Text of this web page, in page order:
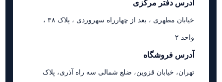
آدرس دفتر مرکزی
خیابان مطهری ، بعد از چهارراه سهروردی ، پلاک ۳۸ ،
واحد ۲
آدرس فروشگاه
تهران، خیابان قزوین، ضلع شمالی سه راه آذری، پلاک